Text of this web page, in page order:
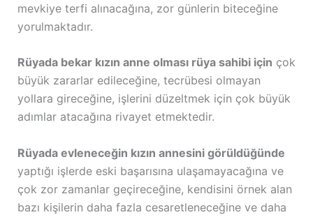
mevkiye terfi alınacağına, zor günlerin biteceğine
yorulmaktadır.
Rüyada bekar kızın anne olması rüya sahibi için çok
büyük zararlar edileceğine, tecrübesi olmayan
yollara gireceğine, işlerini düzeltmek için çok büyük
adımlar atacağına rivayet etmektedir.
Rüyada evleneceğin kızın annesini görüldüğünde
yaptığı işlerde eski başarısına ulaşamayacağına ve
çok zor zamanlar geçireceğine, kendisini örnek alan
bazı kişilerin daha fazla cesaretleneceğine ve daha